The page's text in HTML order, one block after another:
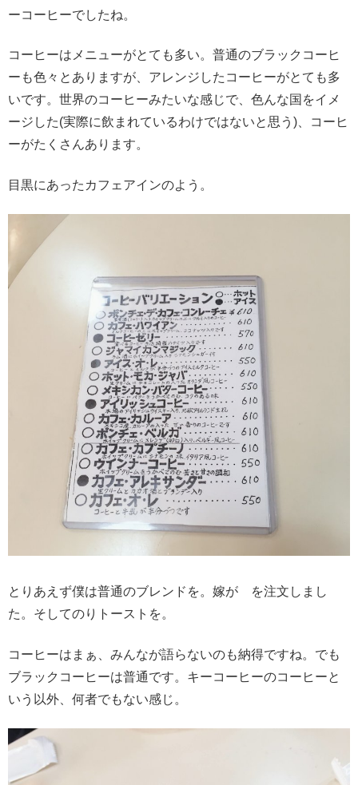
ーコーヒーでしたね。
コーヒーはメニューがとても多い。普通のブラックコーヒ
ーも色々とありますが、アレンジしたコーヒーがとても多
いです。世界のコーヒーみたいな感じで、色んな国をイメ
ージした(実際に飲まれているわけではないと思う)、コーヒ
ーがたくさんあります。
目黒にあったカフェアインのよう。
とりあえず僕は普通のブレンドを。嫁が を注文しまし
た。そしてのりトーストを。
コーヒーはまぁ、みんなが語らないのも納得ですね。でも
ブラックコーヒーは普通です。キーコーヒーのコーヒーと
いう以外、何者でもない感じ。